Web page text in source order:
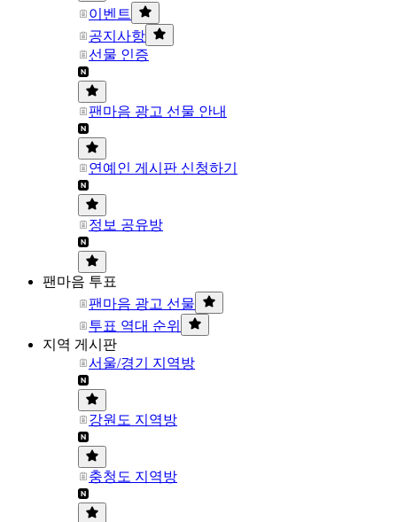
이벤트
공지사항
선물 인증
팬마음 광고 선물 안내
연예인 게시판 신청하기
정보 공유방
팬마음 투표
팬마음 광고 선물
투표 역대 순위
지역 게시판
서울/경기 지역방
강원도 지역방
충청도 지역방